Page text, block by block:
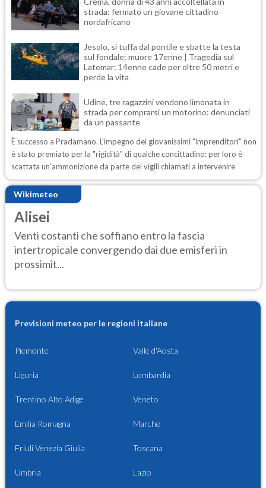
strada: fermato un giovane cittadino
nordafricano
Jesolo, si tuffa dal pontile e sbatte la testa
sul fondale: muore 17enne | Tragedia sul
Latemar: 14enne cade per oltre 50 metri e
perde la vita
Udine, tre ragazzini vendono limonata in
strada per comprarsi un motorino: denunciati
da un passante
È successo a Pradamano. L'impegno dei giovanissimi "imprenditori" non
è stato premiato per la "rigidità" di qualche concittadino: per loro è
scattata un'ammonizione da parte dei vigili chiamati a intervenire
Wikimeteo
Alisei
Venti costanti che soffiano entro la fascia
intertropicale convergendo dai due emisferi in
prossimit...
Previsioni meteo per le regioni italiane
Piemonte Valle d'Aosta
Liguria Lombardia
Trentino Alto Adige Veneto
Emilia Romagna Marche
Friuli Venezia Giulia Toscana
Umbria Lazio